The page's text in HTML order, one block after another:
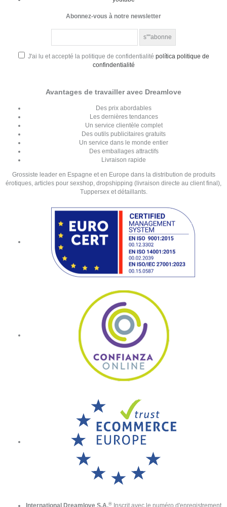
Abonnez-vous à notre newsletter
J'ai lu et accepté la politique de confidentialité política politique de
confindentialité
Avantages de travailler avec Dreamlove
Des prix abordables
Les dernières tendances
Un service clientèle complet
Des outils publicitaires gratuits
Un service dans le monde entier
Des emballages attractifs
Livraison rapide
Grossiste leader en Espagne et en Europe dans la distribution de produits
érotiques, articles pour sexshop, dropshipping (livraison directe au client final),
Tuppersex et détaillants.
International Dreamlove S.A.® Inscrit avec le numéro d'enregistrement